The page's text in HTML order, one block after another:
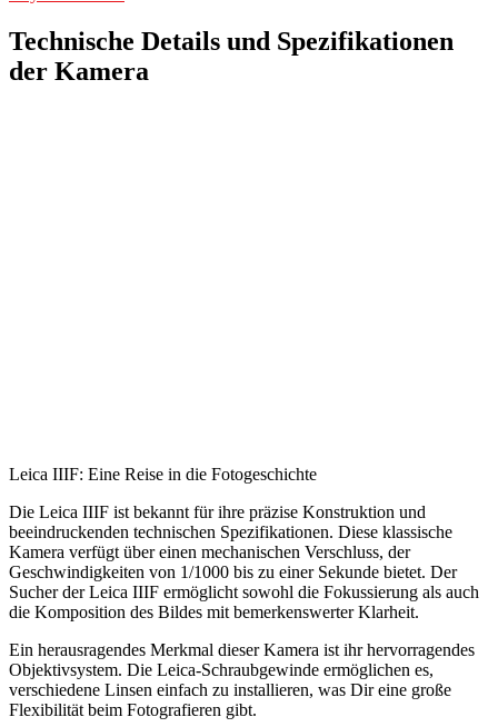
Technische Details und Spezifikationen
der Kamera
Leica IIIF: Eine Reise in die Fotogeschichte
Die Leica IIIF ist bekannt für ihre präzise Konstruktion und
beeindruckenden technischen Spezifikationen. Diese klassische
Kamera verfügt über einen mechanischen Verschluss, der
Geschwindigkeiten von 1/1000 bis zu einer Sekunde bietet. Der
Sucher der Leica IIIF ermöglicht sowohl die Fokussierung als auch
die Komposition des Bildes mit bemerkenswerter Klarheit.
Ein herausragendes Merkmal dieser Kamera ist ihr hervorragendes
Objektivsystem. Die Leica-Schraubgewinde ermöglichen es,
verschiedene Linsen einfach zu installieren, was Dir eine große
Flexibilität beim Fotografieren gibt.